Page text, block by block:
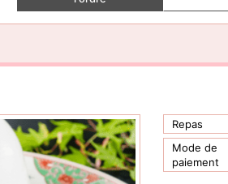
Repas
Mode de
paiement